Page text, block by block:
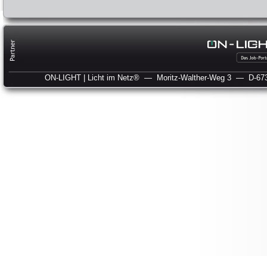
ON-LIGHT | Licht im Netz® — Moritz-Walther-Weg 3 — D-